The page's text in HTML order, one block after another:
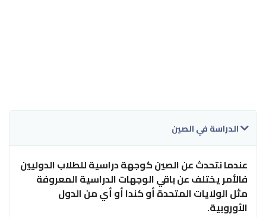
الدراسة في الصين
عندما نتحدث عن الصين كوجهة دراسية للطلاب الدوليين
فالأمر يختلف عن باقي الوجهات الدراسية المعروفة
مثل الولايات المتحدة أو كندا أو أي منالدول
الأوروبية.